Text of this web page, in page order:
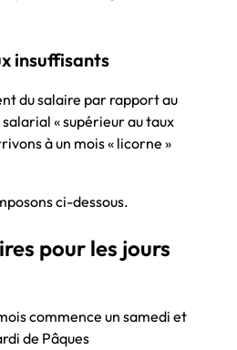
insuffisants
du salaire par rapport au
« supérieur au taux
à un mois « licorne »
ci-dessous.
pour les jours
commence un samedi et
de Pâques